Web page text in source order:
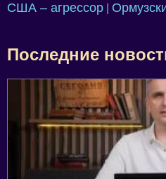
США – агрессор
Последние